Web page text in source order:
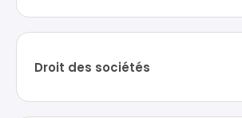
Droit des sociétés